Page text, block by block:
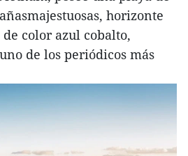
horizonte
color azul cobalto,
de los periódicos más